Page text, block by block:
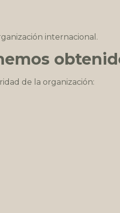
internacional.
de la organización: